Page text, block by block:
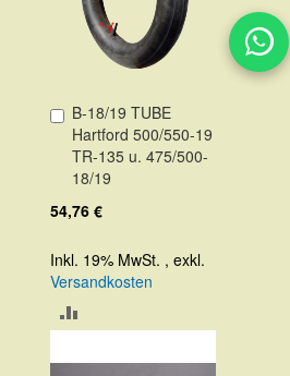
B-18/19 TUBE
Hartford 500/550-19
TR-135 u. 475/500-
18/19
54,76 €
Inkl. 19% MwSt. ,exkl.
Versandkosten
In
den
Warenkorb